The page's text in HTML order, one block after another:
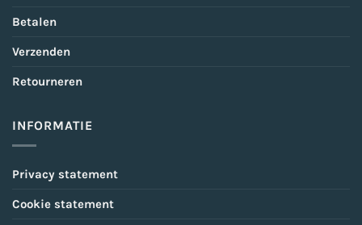
Betalen
Verzenden
Retourneren
INFORMATIE
Privacy statement
Cookie statement